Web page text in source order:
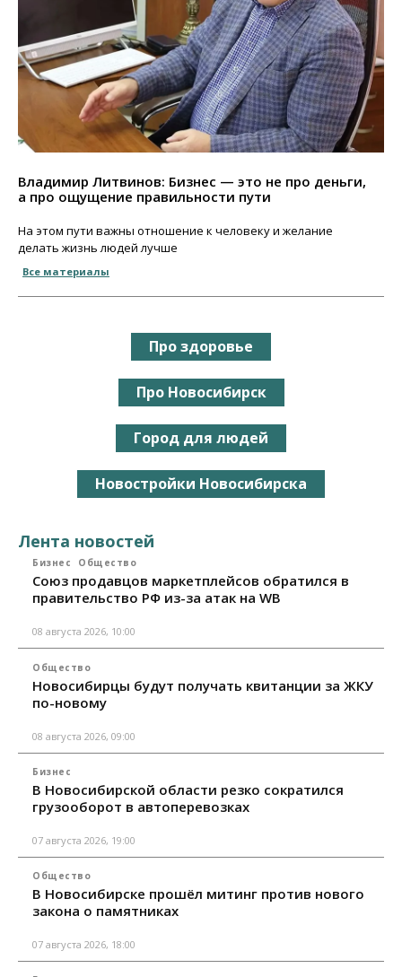
Владимир Литвинов: Бизнес — это не про деньги,
а про ощущение правильности пути
На этом пути важны отношение к человеку и желание
делать жизнь людей лучше
Все материалы
Про здоровье
Про Новосибирск
Город для людей
Новостройки Новосибирска
Лента новостей
Бизнес Общество
Союз продавцов маркетплейсов обратился в
правительство РФ из-за атак на WB
08 августа 2026, 10:00
Общество
Новосибирцы будут получать квитанции за ЖКУ
по-новому
08 августа 2026, 09:00
Бизнес
В Новосибирской области резко сократился
грузооборот в автоперевозках
07 августа 2026, 19:00
Общество
В Новосибирске прошёл митинг против нового
закона о памятниках
07 августа 2026, 18:00